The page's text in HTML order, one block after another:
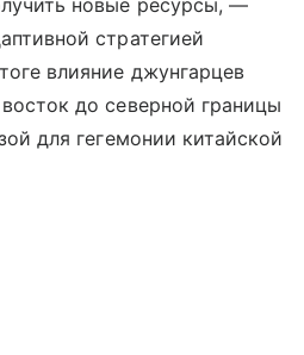
стратегией
влияние джунгарцев
до северной границы
для гегемонии китайской